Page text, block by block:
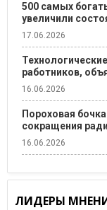
500 самых
увеличили
17.06.2026
работников,
16.06.2026
Пороховая
сокращения
16.06.2026
ЛИДЕРЫ